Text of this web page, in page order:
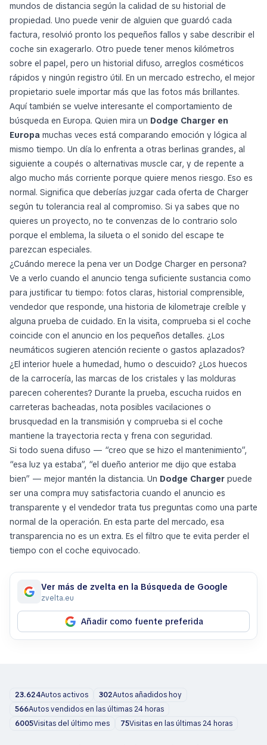
mundos de distancia según la calidad de su historial de
propiedad. Uno puede venir de alguien que guardó cada
factura, resolvió pronto los pequeños fallos y sabe describir el
coche sin exagerarlo. Otro puede tener menos kilómetros
sobre el papel, pero un historial difuso, arreglos cosméticos
rápidos y ningún registro útil. En un mercado estrecho, el mejor
propietario suele importar más que las fotos más brillantes.
Aquí también se vuelve interesante el comportamiento de
búsqueda en Europa. Quien mira un Dodge Charger en
Europa muchas veces está comparando emoción y lógica al
mismo tiempo. Un día lo enfrenta a otras berlinas grandes, al
siguiente a coupés o alternativas muscle car, y de repente a
algo mucho más corriente porque quiere menos riesgo. Eso es
normal. Significa que deberías juzgar cada oferta de Charger
según tu tolerancia real al compromiso. Si ya sabes que no
quieres un proyecto, no te convenzas de lo contrario solo
porque el emblema, la silueta o el sonido del escape te
parezcan especiales.
¿Cuándo merece la pena ver un Dodge Charger en persona?
Ve a verlo cuando el anuncio tenga suficiente sustancia como
para justificar tu tiempo: fotos claras, historial comprensible,
vendedor que responde, una historia de kilometraje creíble y
alguna prueba de cuidado. En la visita, comprueba si el coche
coincide con el anuncio en los pequeños detalles. ¿Los
neumáticos sugieren atención reciente o gastos aplazados?
¿El interior huele a humedad, humo o descuido? ¿Los huecos
de la carrocería, las marcas de los cristales y las molduras
parecen coherentes? Durante la prueba, escucha ruidos en
carreteras bacheadas, nota posibles vacilaciones o
brusquedad en la transmisión y comprueba si el coche
mantiene la trayectoria recta y frena con seguridad.
Si todo suena difuso — “creo que se hizo el mantenimiento”,
“esa luz ya estaba”, “el dueño anterior me dijo que estaba
bien” — mejor mantén la distancia. Un Dodge Charger puede
ser una compra muy satisfactoria cuando el anuncio es
transparente y el vendedor trata tus preguntas como una parte
normal de la operación. En esta parte del mercado, esa
transparencia no es un extra. Es el filtro que te evita perder el
tiempo con el coche equivocado.
Ver más de zvelta en la Búsqueda de Google
zvelta.eu
Añadir como fuente preferida
23.624Autos activos 302Autos añadidos hoy
566Autos vendidos en las últimas 24 horas
6005Visitas del último mes 75Visitas en las últimas 24 horas